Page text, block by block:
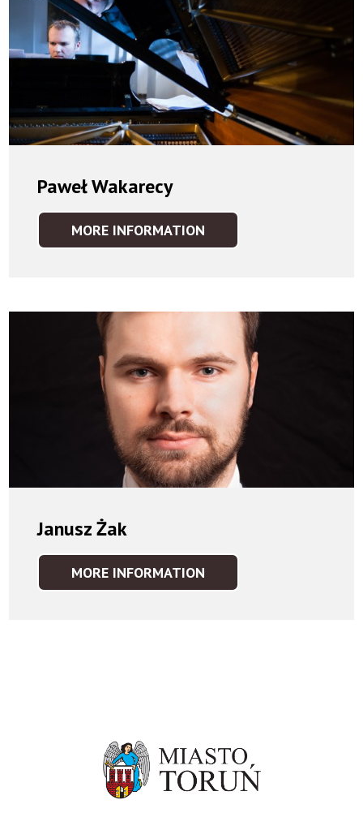
Paweł Wakarecy
MORE INFORMATION
PAWEŁ
Janusz Żak
MORE INFORMATION
JANUSZ